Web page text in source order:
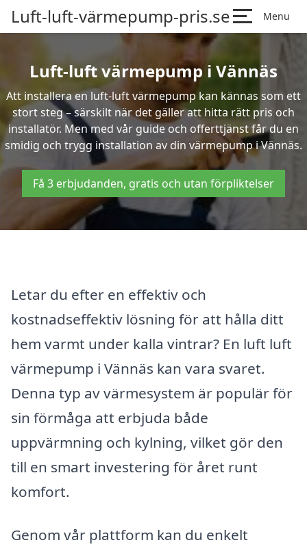
Luft-luft-värmepump-pris.se Menu
Luft-luft värmepump i Vännäs
Att installera en luft-luft värmepump kan kännas som ett
stort steg – särskilt när det gäller att hitta rätt pris och
installatör. Men med vår guide och offerttjänst får du en
smidig och trygg installation av din värmepump i Vännäs.
Få 3 erbjudanden, gratis och utan förpliktelser
Letar du efter en effektiv och
kostnadseffektiv lösning för att hålla ditt
hem varmt under kalla vintrar? En luft luft
värmepump i Vännäs kan vara svaret.
Denna typ av värmesystem är populär för
sin förmåga att erbjuda både
uppvärmning och kylning, vilket gör den
till en smart investering för året runt
komfort.
Genom vår plattform kan du enkelt